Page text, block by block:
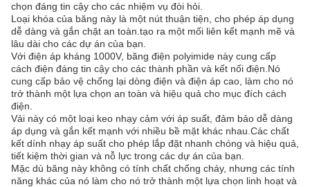
chọn đáng tin cậy cho các nhiệm vụ đòi hỏi.
Loại khóa của băng này là một nút thuận tiện, cho phép áp dụng
dễ dàng và gắn chặt an toàn.tạo ra một mối liên kết mạnh mẽ và
lâu dài cho các dự án của bạn.
Với điện áp kháng 1000V, băng điện polyimide này cung cấp
cách điện đáng tin cậy cho các thành phần và kết nối điện.Nó
cung cấp bảo vệ chống lại dòng điện và điện áp cao, làm cho nó
trở thành một lựa chọn an toàn và hiệu quả cho mục đích cách
điện.
Vải này có một loại keo nhạy cảm với áp suất, đảm bảo dễ dàng
áp dụng và gắn kết mạnh với nhiều bề mặt khác nhau.Các chất
kết dính nhạy áp suất cho phép lắp đặt nhanh chóng và hiệu quả,
tiết kiệm thời gian và nỗ lực trong các dự án của bạn.
Mặc dù băng này không có tính chất chống cháy, nhưng các tính
năng khác của nó làm cho nó trở thành một lựa chọn linh hoạt và